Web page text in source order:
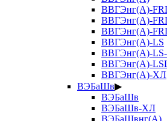
ВВГЭнг(А)-
ВВГЭнг(А)-
ВВГЭнг(А)-
ВВГЭнг(А)-LS
ВВГЭнг(А)-
ВВГЭнг(А)-
ВВГЭнг(А)-ХЛ
ВЭБаШв▶
ВЭБаШв
ВЭБаШв-ХЛ
ВЭБаШвнг(А)